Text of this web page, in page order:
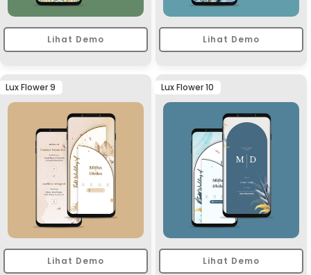
Lihat Demo Lihat Demo
Lihat Demo
Lux Flower 9
Lihat Demo
Lux Flower 10